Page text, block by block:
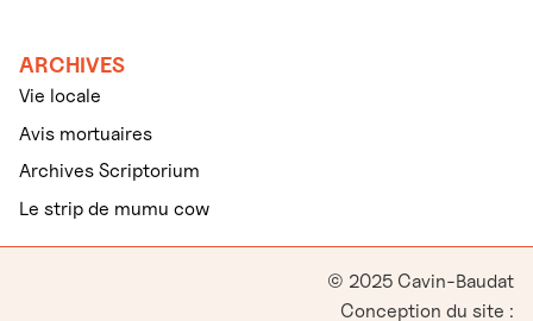
ARCHIVES
Vie locale
Avis mortuaires
Archives Scriptorium
Le strip de mumu cow
© 2025 Cavin-Baudat
Conception du site :